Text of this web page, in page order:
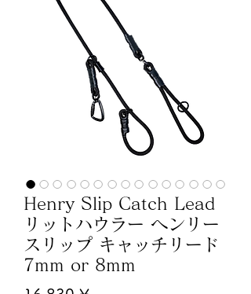
Henry Slip Catch Lead
リットハウラー ヘンリー
スリップ キャッチリード
7mm or 8mm